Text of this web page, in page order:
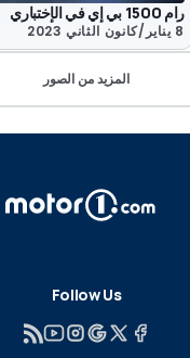
رام 1500 بي إي في الإختباري
8 يناير/كانون الثاني 2023
المزيد من الصور
Follow Us